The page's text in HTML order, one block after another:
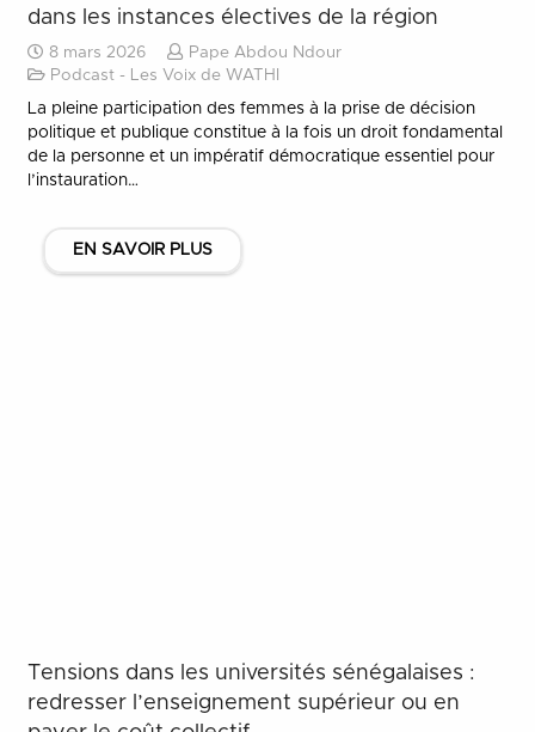
dans les instances électives de la région
8 mars 2026
Pape Abdou Ndour
Podcast - Les Voix de WATHI
La pleine participation des femmes à la prise de décision
politique et publique constitue à la fois un droit fondamental
de la personne et un impératif démocratique essentiel pour
l’instauration…
EN SAVOIR PLUS
Tensions dans les universités sénégalaises :
redresser l’enseignement supérieur ou en